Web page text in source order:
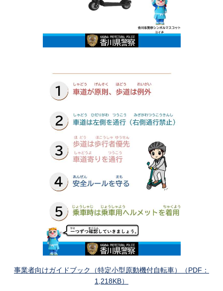
事業者向けガイドブック（特定小型原動機付自転車）（PDF：
1,218KB）